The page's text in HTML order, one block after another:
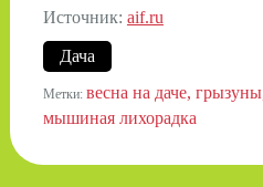
Источник: aif.ru
Дача
Метки: весна на даче грызуны
мышиная лихорадка